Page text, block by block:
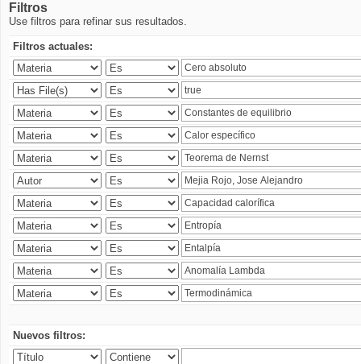
Filtros
Use filtros para refinar sus resultados.
Filtros actuales:
Nuevos filtros: